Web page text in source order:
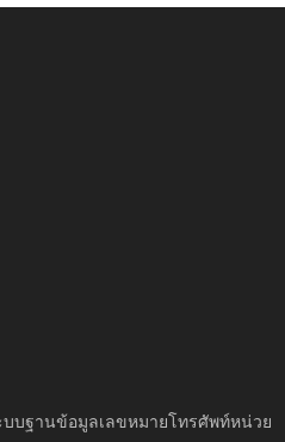
บฐานข้อมูลเลขหมายโทรศัพท์หน่วย